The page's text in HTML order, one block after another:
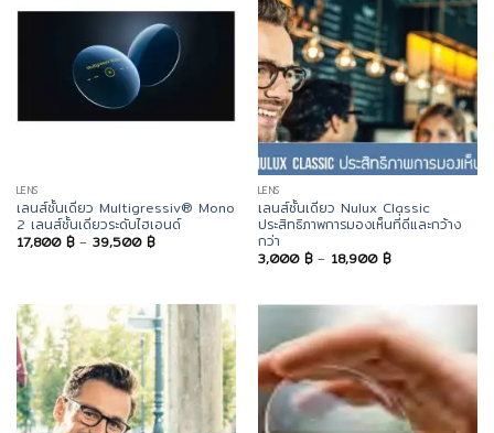
LENS
เลนส์ชั้นเดียว Multigressiv® Mono
2 เลนส์ชั้นเดียวระดับไฮเอนด์
17,800 ฿ – 39,500 ฿Price
range:
LENS
เลนส์ชั้นเดียว Nulux Classic
ประสิทธิภาพการมองเห็นที่ดีและกว้าง
กว่า
3,000 ฿ – 18,900 ฿Price
range: